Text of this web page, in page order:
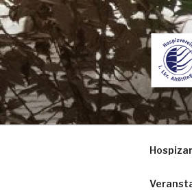
Zum
Inhalt
springen